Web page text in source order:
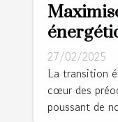
27/02/2025
La transition
cœur des
poussant de